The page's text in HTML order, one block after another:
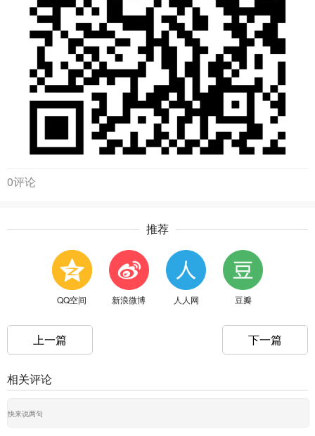
0评论
推荐
QQ空间 新浪微博 人人网 豆瓣
上一篇 下一篇
相关评论